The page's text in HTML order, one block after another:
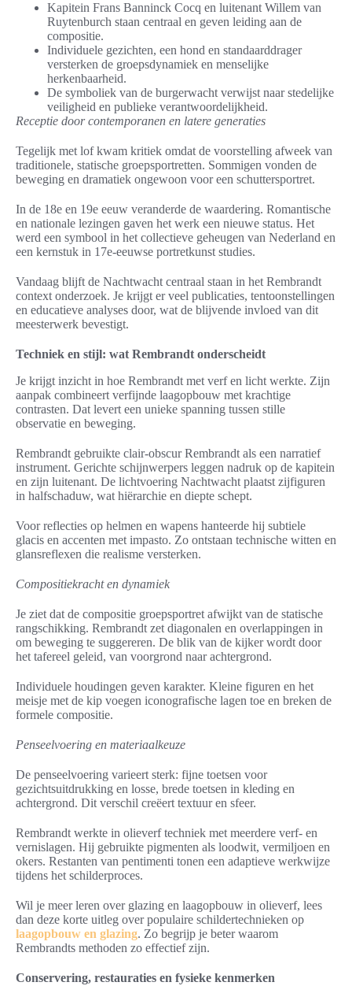
Kapitein Frans Banninck Cocq en luitenant Willem van
Ruytenburch staan centraal en geven leiding aan de
compositie.
Individuele gezichten, een hond en standaarddrager
versterken de groepsdynamiek en menselijke
herkenbaarheid.
De symboliek van de burgerwacht verwijst naar stedelijke
veiligheid en publieke verantwoordelijkheid.
Receptie door contemporanen en latere generaties
Tegelijk met lof kwam kritiek omdat de voorstelling afweek van
traditionele, statische groepsportretten. Sommigen vonden de
beweging en dramatiek ongewoon voor een schuttersportret.
In de 18e en 19e eeuw veranderde de waardering. Romantische
en nationale lezingen gaven het werk een nieuwe status. Het
werd een symbool in het collectieve geheugen van Nederland en
een kernstuk in 17e-eeuwse portretkunst studies.
Vandaag blijft de Nachtwacht centraal staan in het Rembrandt
context onderzoek. Je krijgt er veel publicaties, tentoonstellingen
en educatieve analyses door, wat de blijvende invloed van dit
meesterwerk bevestigt.
Techniek en stijl: wat Rembrandt onderscheidt
Je krijgt inzicht in hoe Rembrandt met verf en licht werkte. Zijn
aanpak combineert verfijnde laagopbouw met krachtige
contrasten. Dat levert een unieke spanning tussen stille
observatie en beweging.
Rembrandt gebruikte clair-obscur Rembrandt als een narratief
instrument. Gerichte schijnwerpers leggen nadruk op de kapitein
en zijn luitenant. De lichtvoering Nachtwacht plaatst zijfiguren
in halfschaduw, wat hiërarchie en diepte schept.
Voor reflecties op helmen en wapens hanteerde hij subtiele
glacis en accenten met impasto. Zo ontstaan technische witten en
glansreflexen die realisme versterken.
Compositiekracht en dynamiek
Je ziet dat de compositie groepsportret afwijkt van de statische
rangschikking. Rembrandt zet diagonalen en overlappingen in
om beweging te suggereren. De blik van de kijker wordt door
het tafereel geleid, van voorgrond naar achtergrond.
Individuele houdingen geven karakter. Kleine figuren en het
meisje met de kip voegen iconografische lagen toe en breken de
formele compositie.
Penseelvoering en materiaalkeuze
De penseelvoering varieert sterk: fijne toetsen voor
gezichtsuitdrukking en losse, brede toetsen in kleding en
achtergrond. Dit verschil creëert textuur en sfeer.
Rembrandt werkte in olieverf techniek met meerdere verf- en
vernislagen. Hij gebruikte pigmenten als loodwit, vermiljoen en
okers. Restanten van pentimenti tonen een adaptieve werkwijze
tijdens het schilderproces.
Wil je meer leren over glazing en laagopbouw in olieverf, lees
dan deze korte uitleg over populaire schildertechnieken op
laagopbouw en glazing. Zo begrijp je beter waarom
Rembrandts methoden zo effectief zijn.
Conservering, restauraties en fysieke kenmerken